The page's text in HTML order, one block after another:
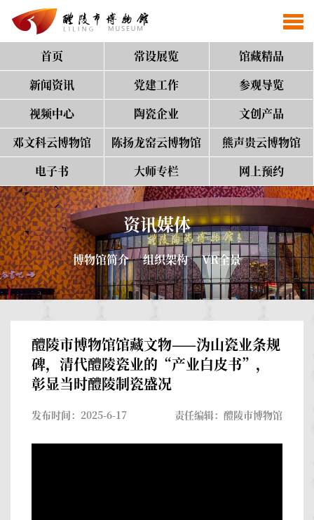
首页 常设展览
馆藏精品
新闻资讯
党建工作
参观导览
视频中心
陶瓷企业
文创产品
邓文科云博物馆
陈扬龙窑云博物馆
熊声贵云博物馆
电子书
大师专栏 网上预约
资讯媒体
博物馆简介 组织架构 VR全景
醴陵市博物馆馆藏文物——沩山瓷业条规
碑，清代醴陵瓷业的“产业白皮书”，
彰显当时醴陵制瓷盛况
发布时间：2025-6-17 责任编辑：醴陵市博物馆